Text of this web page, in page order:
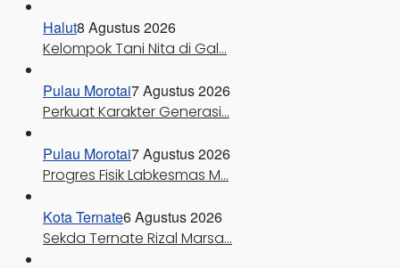
Halut8 Agustus 2026
Kelompok Tani Nita di Gal…
Pulau Morotai7 Agustus 2026
Perkuat Karakter Generasi…
Pulau Morotai7 Agustus 2026
Progres Fisik Labkesmas M…
Kota Ternate6 Agustus 2026
Sekda Ternate Rizal Marsa…